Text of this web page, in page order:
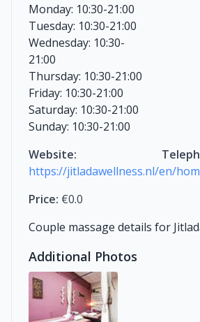
Monday: 10:30-21:00
Tuesday: 10:30-21:00
Wednesday: 10:30-
21:00
Thursday: 10:30-21:00
Friday: 10:30-21:00
Saturday: 10:30-21:00
Sunday: 10:30-21:00
Website:
https://jitladawellness.nl/en/
Price: €0.0
Couple massage details for
Additional Photos